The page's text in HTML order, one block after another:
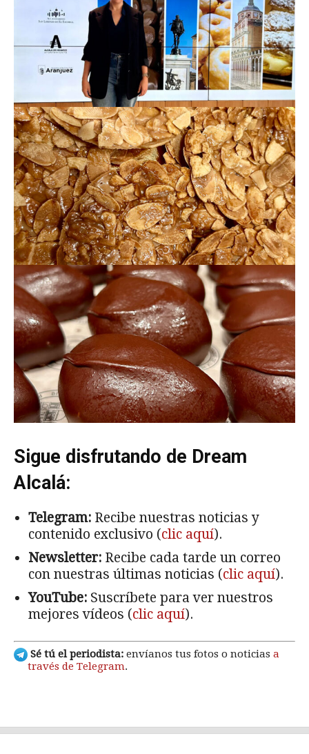
Sigue disfrutando de Dream
Alcalá:
Telegram: Recibe nuestras noticias y
contenido exclusivo (clic aquí).
Newsletter: Recibe cada tarde un correo
con nuestras últimas noticias (clic aquí).
YouTube: Suscríbete para ver nuestros
mejores vídeos (clic aquí).
Sé tú el periodista: envíanos tus fotos o noticias a
través de Telegram.